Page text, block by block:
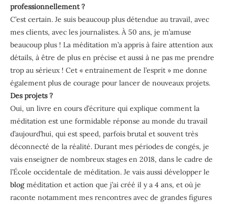
professionnellement ?
C’est certain. Je suis beaucoup plus détendue au travail, avec
mes clients, avec les journalistes. À 50 ans, je m’amuse
beaucoup plus ! La méditation m’a appris à faire attention aux
détails, à être de plus en précise et aussi à ne pas me prendre
trop au sérieux ! Cet « entrainement de l’esprit » me donne
également plus de courage pour lancer de nouveaux projets.
Des projets ?
Oui, un livre en cours d’écriture qui explique comment la
méditation est une formidable réponse au monde du travail
d’aujourd’hui, qui est speed, parfois brutal et souvent très
déconnecté de la réalité. Durant mes périodes de congés, je
vais enseigner de nombreux stages en 2018, dans le cadre de
l’École occidentale de méditation. Je vais aussi développer le
blog méditation et action que j’ai créé il y a 4 ans, et où je
raconte notamment mes rencontres avec de grandes figures